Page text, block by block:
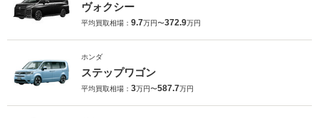
ヴォクシー
平均買取相場： 9.7万円〜372.9万円
ホンダ
ステップワゴン
平均買取相場： 3万円〜587.7万円